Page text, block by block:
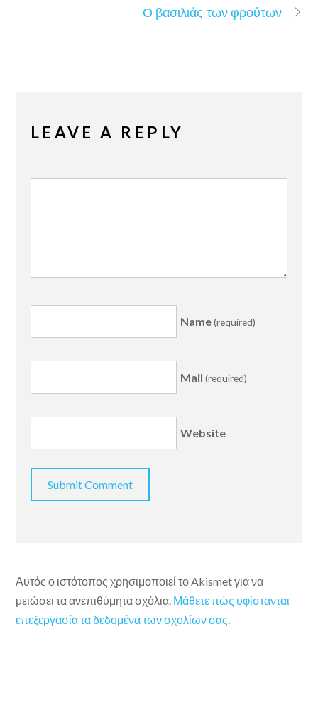
Ο βασιλιάς των φρούτων
LEAVE A REPLY
Name(required)
Mail (required)
Website
Αυτός ο ιστότοπος χρησιμοποιεί το Akismet για να
μειώσει τα ανεπιθύμητα σχόλια. Μάθετε πώς υφίστανται
επεξεργασία τα δεδομένα των σχολίων σας.